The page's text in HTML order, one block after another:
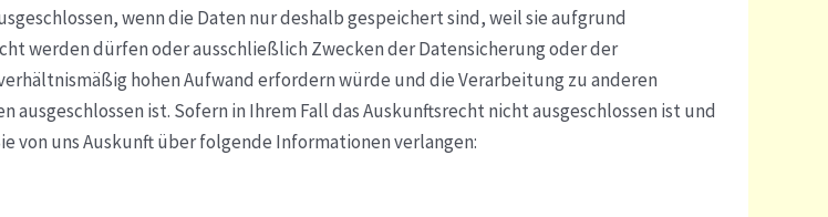
wenn die Daten nur deshalb gespeichert sind, weil sie aufgrund
werden dürfen oder ausschließlich Zwecken der Datensicherung oder der
hohen Aufwand erfordern würde und die Verarbeitung zu anderen
ist. Sofern in Ihrem Fall das Auskunftsrecht nicht ausgeschlossen ist und
von uns Auskunft über folgende Informationen verlangen: